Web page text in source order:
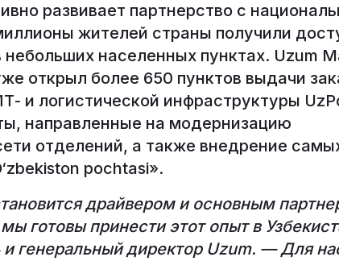
развивает партнерство с
жителей страны получили
населенных пунктах. Uzum
открыл более 650 пунктов выдачи
и логистической инфраструктуры
направленные на модернизацию
отделений, а также внедрение
pochtasi».
драйвером и основным
готовы принести этот опыт в
генеральный директор Uzum. — Для